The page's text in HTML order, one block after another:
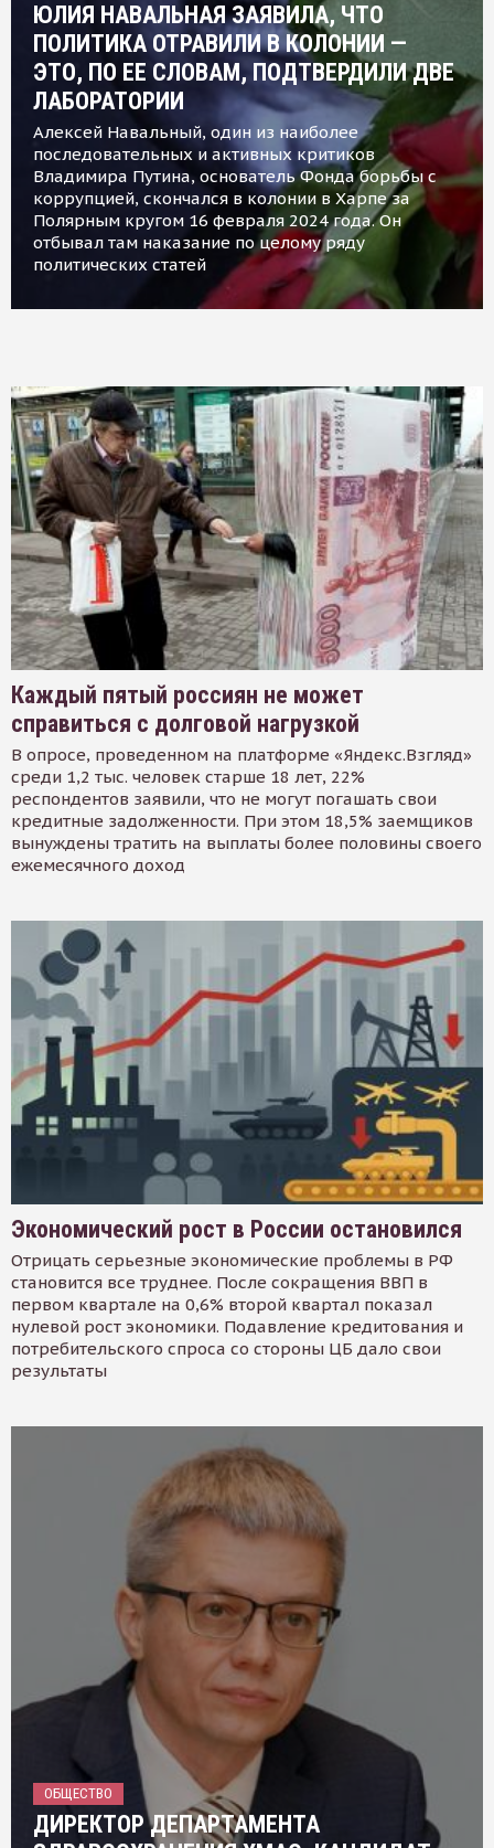
ЮЛИЯ НАВАЛЬНАЯ ЗАЯВИЛА, ЧТО
ПОЛИТИКА ОТРАВИЛИ В КОЛОНИИ —
ЭТО, ПО ЕЕ СЛОВАМ, ПОДТВЕРДИЛИ ДВЕ
ЛАБОРАТОРИИ
Алексей Навальный, один из наиболее
последовательных и активных критиков
Владимира Путина, основатель Фонда борьбы с
коррупцией, скончался в колонии в Харпе за
Полярным кругом 16 февраля 2024 года. Он
отбывал там наказание по целому ряду
политических статей
Каждый пятый россиян не может
справиться с долговой нагрузкой
В опросе, проведенном на платформе «Яндекс.Взгляд»
среди 1,2 тыс. человек старше 18 лет, 22%
респондентов заявили, что не могут погашать свои
кредитные задолженности. При этом 18,5% заемщиков
вынуждены тратить на выплаты более половины своего
ежемесячного доход
Экономический рост в России остановился
Отрицать серьезные экономические проблемы в РФ
становится все труднее. После сокращения ВВП в
первом квартале на 0,6% второй квартал показал
нулевой рост экономики. Подавление кредитования и
потребительского спроса со стороны ЦБ дало свои
результаты
ОБЩЕСТВО
ДИРЕКТОР ДЕПАРТАМЕНТА